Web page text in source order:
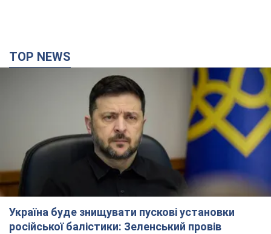
TOP NEWS
Україна буде знищувати пускові установки
російської балістики: Зеленський провів